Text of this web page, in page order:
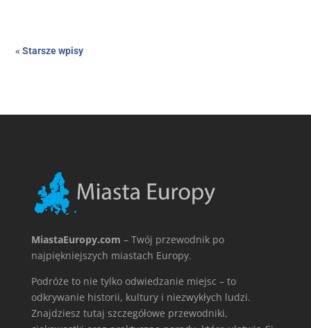
« Starsze wpisy
MiastaEuropy.com – Twój przewodnik po
najpiękniejszych miastach Europy.
Podróże to nie tylko odwiedzanie miejsc – to
odkrywanie historii, kultury i niezwykłych ludzi.
Znajdziesz tutaj szczegółowe przewodniki,